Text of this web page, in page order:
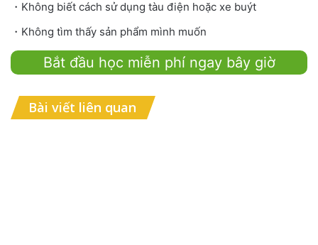
・Không biết cách sử dụng tàu điện hoặc xe buýt
・Không tìm thấy sản phẩm mình muốn
Bắt đầu học miễn phí ngay bây giờ
Bài viết liên quan